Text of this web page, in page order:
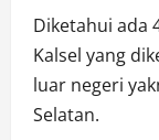
Diketahui ada
Kalsel yang
luar negeri
Selatan.